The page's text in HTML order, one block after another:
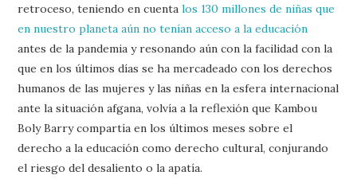
retroceso, teniendo en cuentalos 130 millones de niñas que
en nuestro planeta aún no tenían acceso a la educación
antes de la pandemia y resonando aún con la facilidad con la
que en los últimos días se ha mercadeado con los derechos
humanos de las mujeres y las niñas en la esfera internacional
ante la situación afgana, volvía a la reflexión que Kambou
Boly Barry compartía en los últimos meses sobre el
derecho a la educación como derecho cultural, conjurando
el riesgo del desaliento o la apatía.